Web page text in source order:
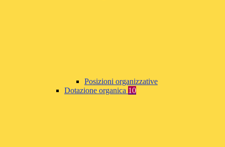
Posizioni organizzative
Dotazione organica 10